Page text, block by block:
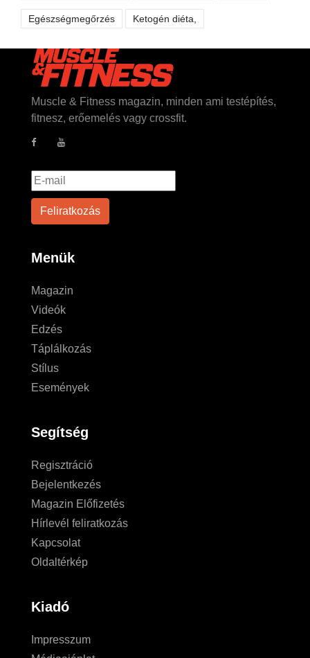
Egészségmegőrzés Ketogén diéta,
Muscle & Fitness magazin, minden ami testépítés,
fitnesz, erőemelés vagy crossfit.
Menük
Magazin
Videók
Edzés
Táplálkozás
Stílus
Események
Segítség
Regisztráció
Bejelentkezés
Magazin Előfizetés
Hírlevél feliratkozás
Kapcsolat
Oldaltérkép
Kiadó
Impresszum